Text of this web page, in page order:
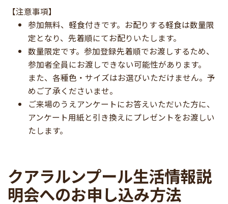
【注意事項】
参加無料、軽食付きです。お配りする軽食は数量限
定となり、先着順にてお配りいたします。
数量限定です。参加登録先着順でお渡しするため、
参加者全員にお渡しできない可能性があります。
また、各種色・サイズはお選びいただけません。予
めご了承くださいませ。
ご来場のうえアンケートにお答えいただいた方に、
アンケート用紙と引き換えにプレゼントをお渡しい
たします。
クアラルンプール生活情報説
明会へのお申し込み方法